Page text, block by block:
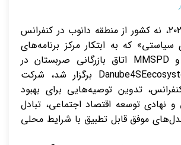
نه کشور از منطقه دانوب در کنفرانس
که به ابتکار مرکز برنامه‌های
MMSPD اتاق بازرگانی صربستان در
برگزار شد، شرکت
تدوین توصیه‌هایی برای بهبود
نهادی توسعه اقتصاد اجتماعی، تبادل
موفق قابل تطبیق با شرایط محلی